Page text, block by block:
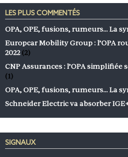
LES PLUS COMMENTÉS
OPA, OPE, fusions, rumeurs… La
Europcar Mobility Group : l’OPA
2022 (2)
CNP Assurances : l’OPA simplifiée
(1)
OPA, OPE, fusions, rumeurs… La
Schneider Electric va absorber
SIGNAUX